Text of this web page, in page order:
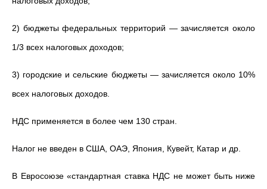
2) бюджеты федеральных территорий —зачисляется около
1/3 всех налоговых доходов;
3) городские и сельские бюджеты —зачисляется около 10%
всех налоговых доходов.
НДС применяется в более чем 130 стран.
Налог не введен в США, ОАЭ, Япония, Кувейт, Катар и др.
В Евросоюзе «стандартная ставка НДС не может быть ниже